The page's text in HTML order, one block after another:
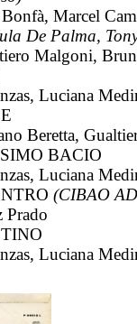
Marcel
De Palma,
Malgoni,
Luciana
Beretta,
BACIO
Luciana
(CIBAO
Prado
Luciana